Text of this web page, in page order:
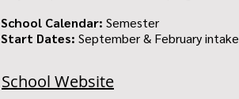
School Calendar: Semester
Start Dates: September & February intake
School Website